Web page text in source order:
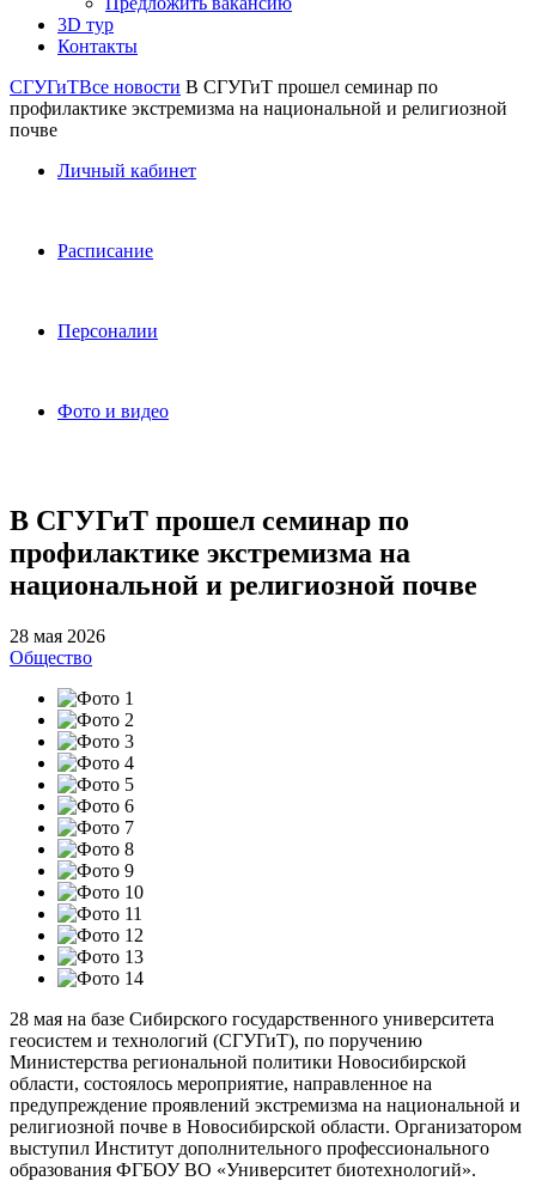
3D тур
Контакты
СГУГиТВсе новости В СГУГиТ прошел семинар по
профилактике экстремизма на национальной и религиозной
почве
Личный кабинет
Расписание
Персоналии
Фото и видео
В СГУГиТ прошел семинар по
профилактике экстремизма на
национальной и религиозной почве
28 мая 2026
Общество
28 мая на базе Сибирского государственного университета
геосистем и технологий (СГУГиТ), по поручению
Министерства региональной политики Новосибирской
области, состоялось мероприятие, направленное на
предупреждение проявлений экстремизма на национальной и
религиозной почве в Новосибирской области. Организатором
выступил Институт дополнительного профессионального
образования ФГБОУ ВО «Университет биотехнологий».